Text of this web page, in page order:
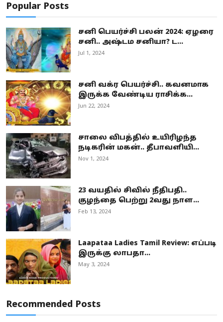
Popular Posts
சனி பெயர்ச்சி பலன் 2024: ஏழரை
சனி.. அஷ்டம சனியா? ட...
Jul 1, 2024
சனி வக்ர பெயர்ச்சி.. கவனமாக
இருக்க வேண்டிய ராசிக்க...
Jun 22, 2024
சாலை விபத்தில் உயிரிழந்த
நடிகரின் மகன்.. தீபாவளியி...
Nov 1, 2024
23 வயதில் சிவில் நீதிபதி..
குழந்தை பெற்று 2வது நாள...
Feb 13, 2024
Laapataa Ladies Tamil Review: எப்படி
இருக்கு லாபதா...
May 3, 2024
Recommended Posts